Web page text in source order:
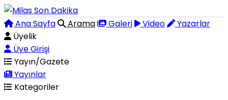
Ana Sayfa Arama Galeri Video
Yazarlar
Üyelik
Üye Girişi
Yayın/Gazete
Yayınlar
Kategoriler